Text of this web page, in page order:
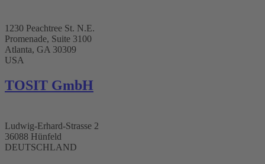
1230 Peachtree St. N.E.
Promenade, Suite 3100
Atlanta, GA 30309
USA
TOSIT GmbH
Ludwig-Erhard-Strasse 2
36088 Hünfeld
DEUTSCHLAND